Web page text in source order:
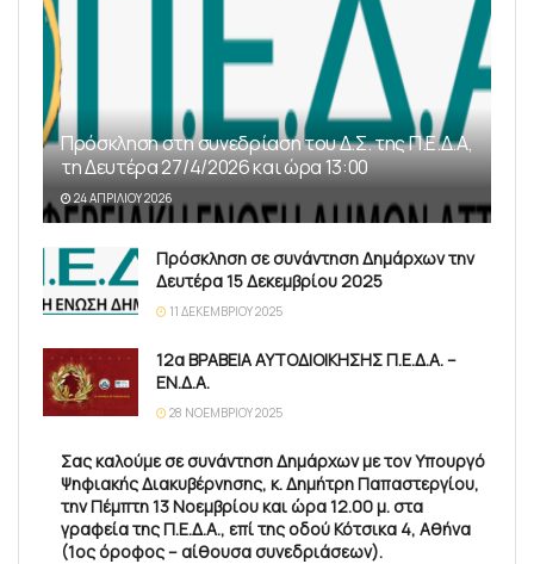
Πρόσκληση στη συνεδρίαση του Δ.Σ. της Π.Ε.Δ.Α,
τη Δευτέρα 27/4/2026 και ώρα 13:00
24 ΑΠΡΙΛΊΟΥ 2026
Πρόσκληση σε συνάντηση Δημάρχων την
Δευτέρα 15 Δεκεμβρίου 2025
11 ΔΕΚΕΜΒΡΊΟΥ 2025
12α ΒΡΑΒΕΙΑ ΑΥΤΟΔΙΟΙΚΗΣΗΣ Π.Ε.Δ.Α. –
ΕΝ.Δ.Α.
28 ΝΟΕΜΒΡΊΟΥ 2025
Σας καλούμε σε συνάντηση Δημάρχων με τον Υπουργό
Ψηφιακής Διακυβέρνησης, κ. Δημήτρη Παπαστεργίου,
την Πέμπτη 13 Νοεμβρίου και ώρα 12.00 μ. στα
γραφεία της Π.Ε.Δ.Α., επί της οδού Κότσικα 4, Αθήνα
(1ος όροφος – αίθουσα συνεδριάσεων).